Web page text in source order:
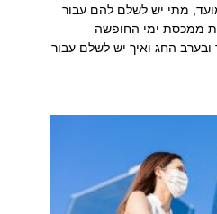
מתי יש לשלם להם עבור
ממכסת ימי החופשה
החג ואיך יש לשלם עבור